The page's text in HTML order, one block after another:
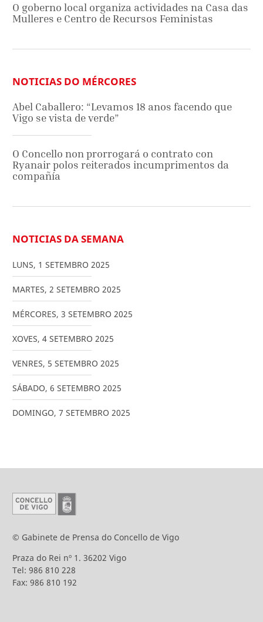
O goberno local organiza actividades na Casa das
Mulleres e Centro de Recursos Feministas
NOTICIAS DO MÉRCORES
Abel Caballero: “Levamos 18 anos facendo que
Vigo se vista de verde”
O Concello non prorrogará o contrato con
Ryanair polos reiterados incumprimentos da
compañía
NOTICIAS DA SEMANA
LUNS, 1 SETEMBRO 2025
MARTES, 2 SETEMBRO 2025
MÉRCORES, 3 SETEMBRO 2025
XOVES, 4 SETEMBRO 2025
VENRES, 5 SETEMBRO 2025
SÁBADO, 6 SETEMBRO 2025
DOMINGO, 7 SETEMBRO 2025
© Gabinete de Prensa do Concello de Vigo
Praza do Rei nº 1. 36202 Vigo
Tel: 986 810 228
Fax: 986 810 192